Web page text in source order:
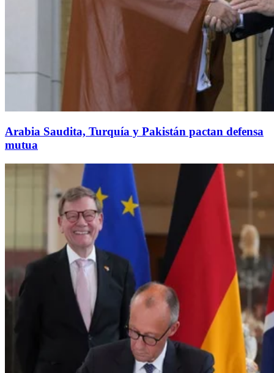
Arabia Saudita, Turquía y Pakistán pactan defensa
mutua